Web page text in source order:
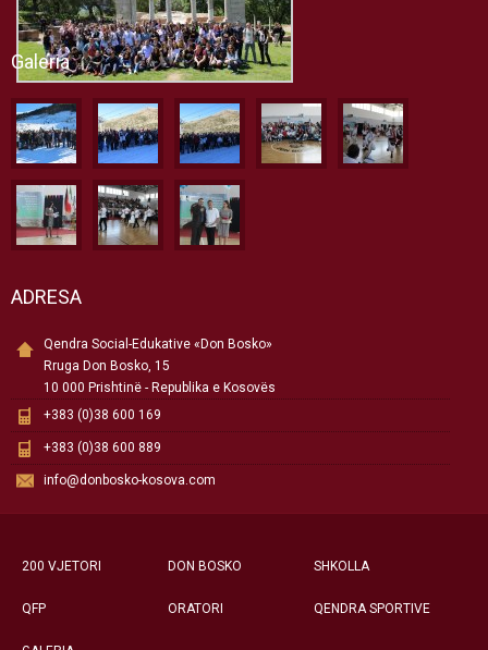
Galeria
ADRESA
Qendra Social-Edukative «Don Bosko»
Rruga Don Bosko, 15
10 000 Prishtinë - Republika e Kosovës
+383 (0)38 600 169
+383 (0)38 600 889
info@donbosko-kosova.com
200 VJETORI DON BOSKO SHKOLLA
QFP ORATORI QENDRA SPORTIVE